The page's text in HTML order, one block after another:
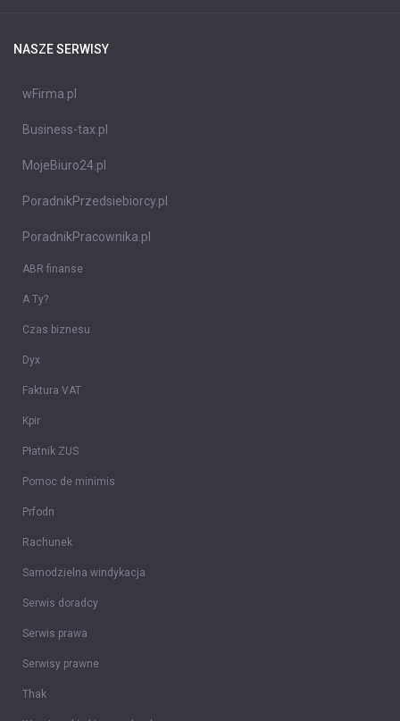
NASZE SERWISY
wFirma.pl
Business-tax.pl
MojeBiuro24.pl
PoradnikPrzedsiebiorcy.pl
PoradnikPracownika.pl
ABR finanse
A Ty?
Czas biznesu
Dyx
Faktura VAT
Kpir
Płatnik ZUS
Pomoc de minimis
Prfodn
Rachunek
Samodzielna windykacja
Serwis doradcy
Serwis prawa
Serwisy prawne
Thak